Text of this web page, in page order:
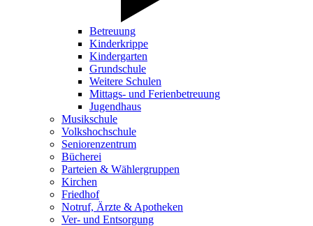
Betreuung
Kinderkrippe
Kindergarten
Grundschule
Weitere Schulen
Mittags- und Ferienbetreuung
Jugendhaus
Musikschule
Volkshochschule
Seniorenzentrum
Bücherei
Parteien & Wählergruppen
Kirchen
Friedhof
Notruf, Ärzte & Apotheken
Ver- und Entsorgung